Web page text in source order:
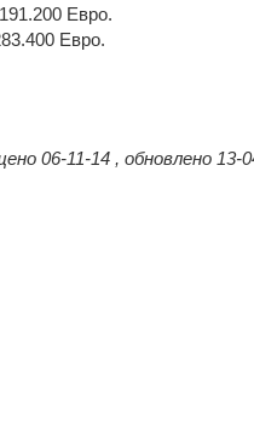
Евро.
Евро.
06-11-14 , обновлено 13-